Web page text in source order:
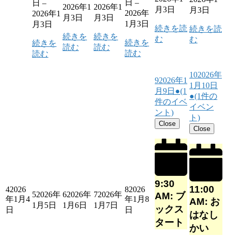
日 –
2026年1
月3日
続きを
読む
2026年1
月3日
続きを
読む
2026年1
月3日
続きを
読む
日 –
2026年
1月3日
続きを
読む
月3日
続きを読
む
月3日
続きを読
む
42026
年1月4
日
52026年
1月5日
62026年
1月6日
72026年
1月7日
82026
年1月8
日
92026年1
月9日 ●(1
件のイベ
ント)
Close
9:30
AM: ブ
ックス
タート
102026年
1月10日
●(1件の
イベン
ト)
Close
11:00
AM: お
はなし
かい